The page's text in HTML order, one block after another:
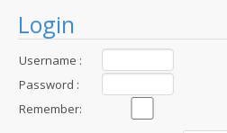
Login
Username :
Password :
Remember: